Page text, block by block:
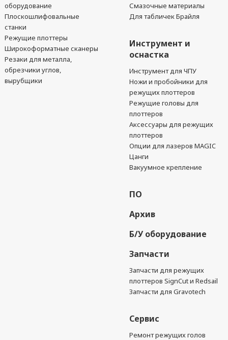
оборудование
Плоскошлифовальные
станки
Режущие плоттеры
Широкоформатные сканеры
Резаки для металла,
обрезчики углов,
вырубщики
Смазочные материалы
Для табличек Брайля
Инструмент и
оснастка
Инструмент для ЧПУ
Ножи и пробойники для
режущих плоттеров
Режущие головы для
плоттеров
Аксессуары для режущих
плоттеров
Опции для лазеров MAGIC
Цанги
Вакуумное крепление
ПО
Архив
Б/У оборудование
Запчасти
Запчасти для режущих
плоттеров SignCut и Redsail
Запчасти для Gravotech
Сервис
Ремонт режущих голов